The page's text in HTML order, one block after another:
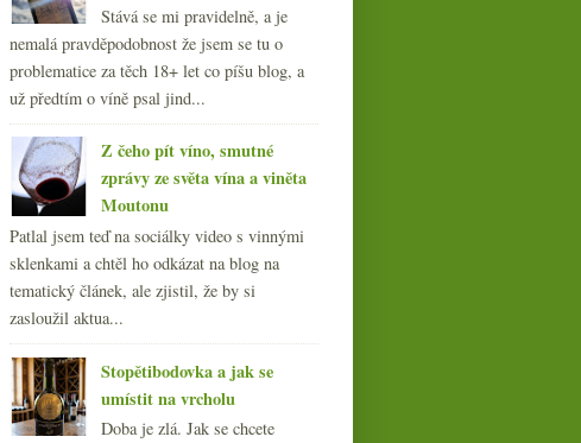
Stává se mi pravidelně, a je
nemalá pravděpodobnost že jsem se tu o
problematice za těch 18+ let co píšu blog, a
už předtím o víně psal jind...
Z čeho pít víno, smutné
zprávy ze světa vína a viněta
Moutonu
Patlal jsem teď na sociálky video s vinnými
sklenkami a chtěl ho odkázat na blog na
tematický článek, ale zjistil, že by si
zasloužil aktua...
Stopětibodovka a jak se
umístit na vrcholu
Doba je zlá. Jak se chcete